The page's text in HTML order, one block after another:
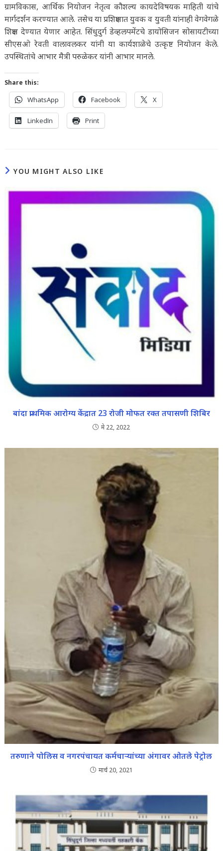
ग्रामविकास, आर्थिक नियोजन नेतृत्व कौशल्य कायदेविषयक माहिती यांचे
मार्गदर्शन करण्यात आले. तसेच या प्रशिक्षणात युवक व युवती यांनाही वेगवेगळे
शिक्षण देण्यात येणार आहेत. सिंधुदुर्ग डेव्हलपमेंटचे डायोसिजन सोसायटीच्या
सीएसओ रेवती वालावलकर यांनी या कार्यशाळेचे उत्कृष्ट नियोजन केले.
उपस्थितांचे आभार मैत्री परुळेकर यांनी आभार मानले.
Share this:
WhatsApp Facebook X
LinkedIn Print
YOU MIGHT ALSO LIKE
बांदा प्राथमिक आरोग्य केंद्रात 23 रोजी मोफत रक्त तपासणी शिबिर
मे 22, 2022
तरुणाने पोलिस व नगरपंचायत कर्मचाऱ्यांच्या अंगावर ओतले पेट्रोल
मार्च 20, 2021